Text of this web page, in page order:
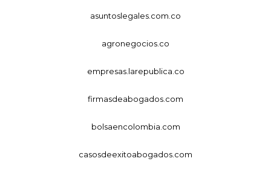
asuntoslegales.com.co
agronegocios.co
empresas.larepublica.co
firmasdeabogados.com
bolsaencolombia.com
casosdeexitoabogados.com